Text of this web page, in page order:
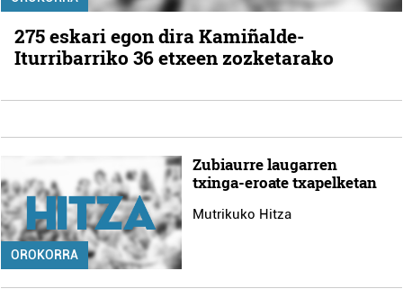
275 eskari egon dira Kamiñalde-
Iturribarriko 36 etxeen zozketarako
OROKORRA
Zubiaurre laugarren
txinga-eroate txapelketan
Mutrikuko Hitza